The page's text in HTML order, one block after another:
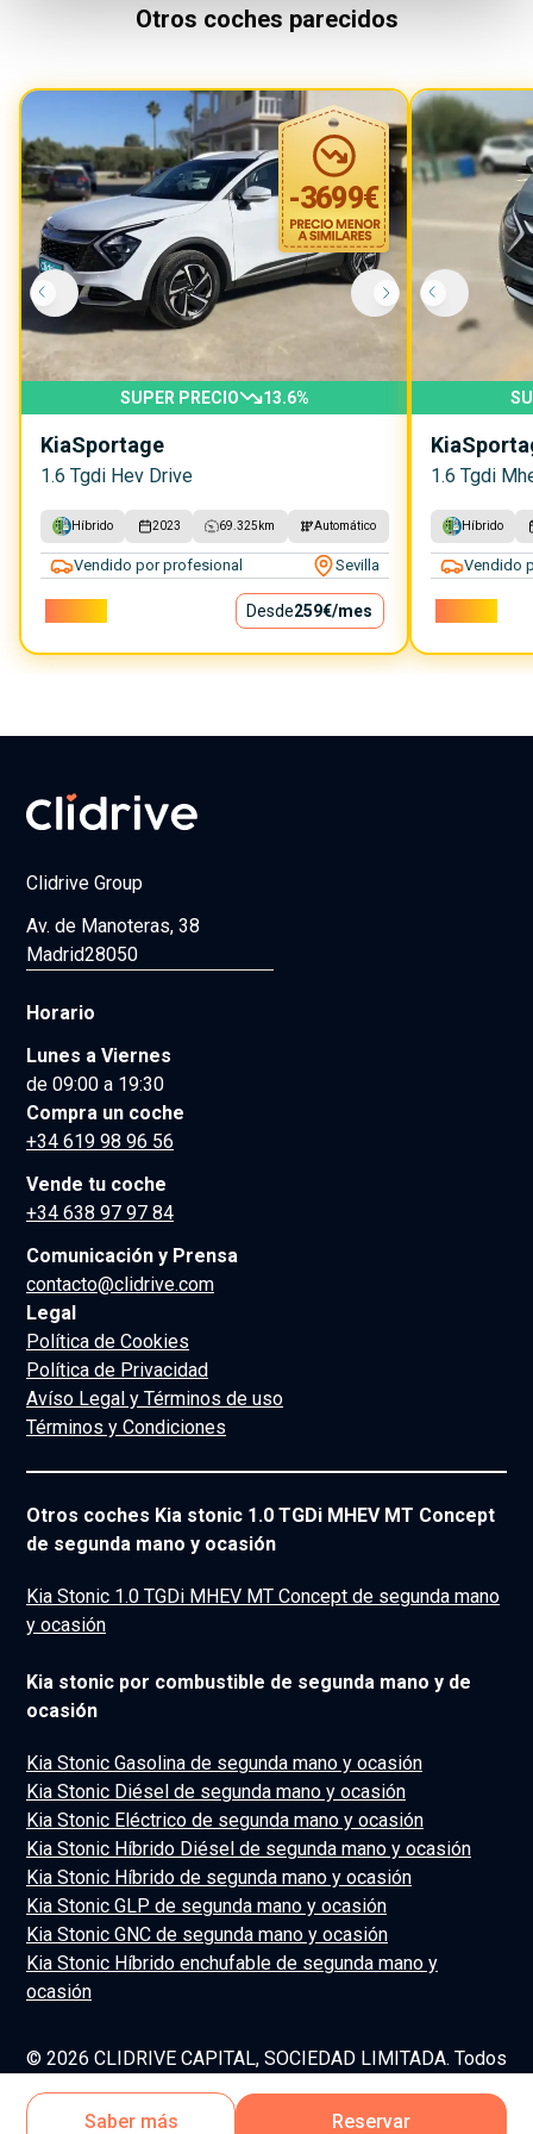
Otros coches parecidos
-3699€
SUPER PRECIO 13.6%
KiaSportage
1.6 Tgdi Hev Drive
Híbrido 2023 69.325 km Automático
Vendido por profesional Sevilla
Desde259€/mes
Kia
1.6 Tgdi
Híbrido
Vendido
Saber más Reservar
Clidrive Group
Av. de Manoteras, 38
Madrid28050
Horario
Lunes a Viernes
de 09:00 a 19:30
Compra un coche
+34 619 98 96 56
Vende tu coche
+34 638 97 97 84
Comunicación y Prensa
contacto@clidrive.com
Legal
Política de Cookies
Política de Privacidad
Avíso Legal y Términos de uso
Términos y Condiciones
Otros coches Kia stonic 1.0 TGDi MHEV MT Concept
de segunda mano y ocasión
Kia Stonic 1.0 TGDi MHEV MT Concept de segunda mano
y ocasión
Kia stonic por combustible de segunda mano y de
ocasión
Kia Stonic Gasolina de segunda mano y ocasión
Kia Stonic Diésel de segunda mano y ocasión
Kia Stonic Eléctrico de segunda mano y ocasión
Kia Stonic Híbrido Diésel de segunda mano y ocasión
Kia Stonic Híbrido de segunda mano y ocasión
Kia Stonic GLP de segunda mano y ocasión
Kia Stonic GNC de segunda mano y ocasión
Kia Stonic Híbrido enchufable de segunda mano y
ocasión
© 2026 CLIDRIVE CAPITAL, SOCIEDAD LIMITADA. Todos
los derechos reservados.